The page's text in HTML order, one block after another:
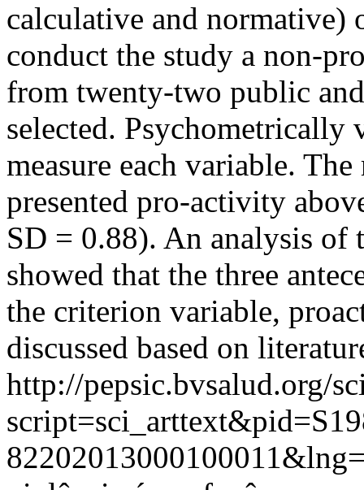
calculative and normative)
conduct the study a non-
from twenty-two public
selected. Psychometrically
measure each variable.
presented pro-activity
SD = 0.88). An analysis of
showed that the three
the criterion variable,
discussed based on
http://pepsic.bvsalud.org/